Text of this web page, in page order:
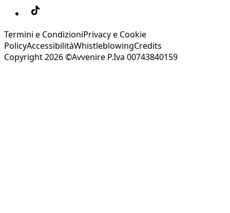
Termini e CondizioniPrivacy e Cookie
PolicyAccessibilitàWhistleblowingCredits
Copyright 2026 ©Avvenire P.Iva 00743840159